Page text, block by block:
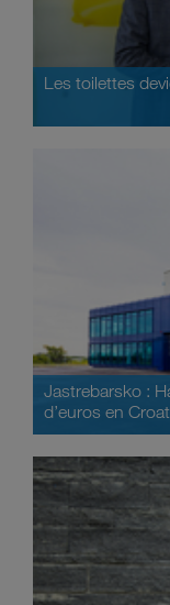
Les toilettes
Jastrebarsko :
d’euros en